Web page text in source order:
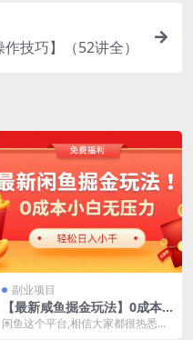
技巧】（52讲全）
副业项目
【最新咸鱼掘金玩法】0成本
小白无压力，多种变现方式，
闲鱼这个平台,相信大家都很热悉吧!